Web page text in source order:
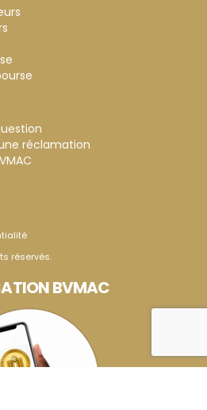
réclamation
réservés.
BVMAC